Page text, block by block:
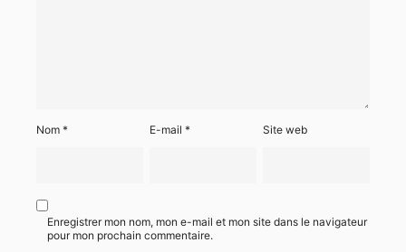
Nom * E-mail* Site web
Enregistrer mon nom, mon e-mail et mon site dans le navigateur
pour mon prochain commentaire.